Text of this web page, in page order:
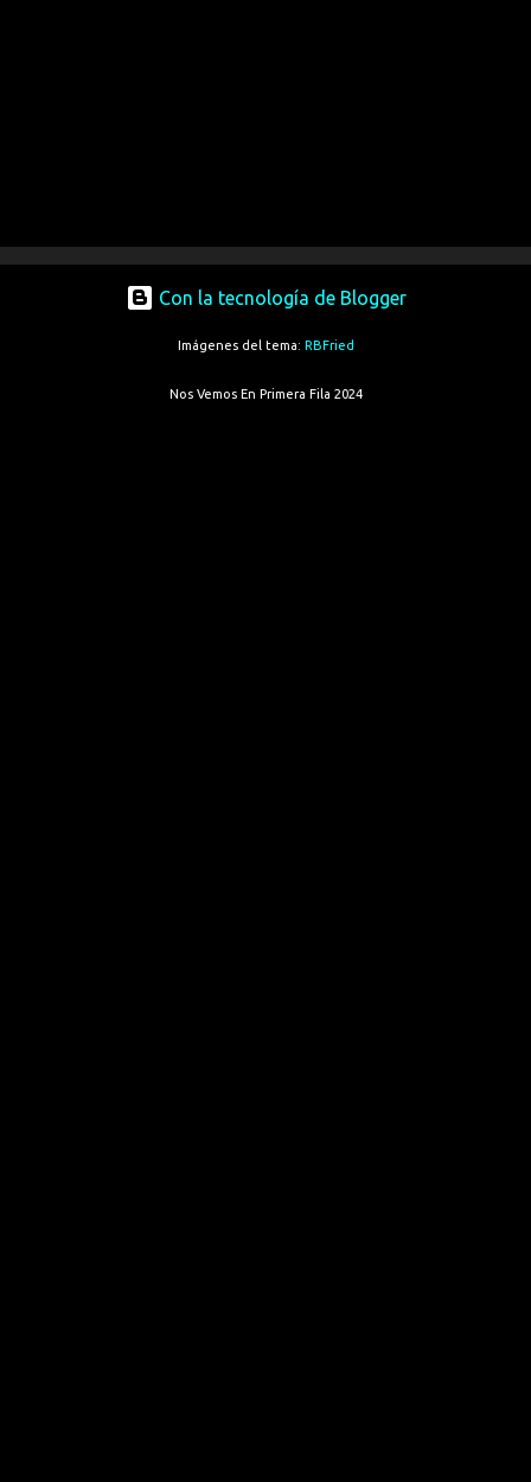
Con la tecnología de Blogger
Imágenes del tema: RBFried
Nos Vemos En Primera Fila 2024